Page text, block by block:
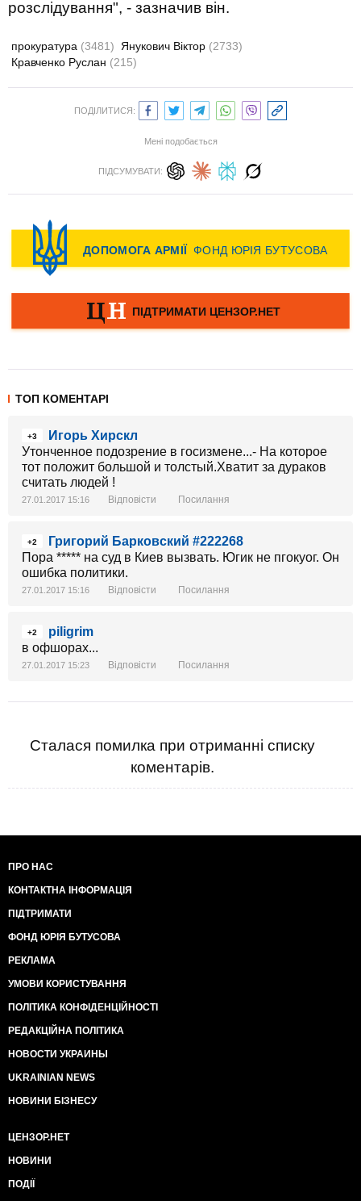
розслідування", - зазначив він.
прокуратура (3481) Янукович Віктор (2733)
Кравченко Руслан (215)
ПОДІЛИТИСЯ:
Мені подобається
ПІДСУМУВАТИ:
ТОП КОМЕНТАРІ
+3
Игорь Хирскл
Утонченное подозрение в госизмене...- На которое
тот положит большой и толстый.Хватит за дураков
считать людей !
27.01.2017 15:16 Відповісти Посилання
+2
Григорий Барковский #222268
Пора ***** на суд в Киев вызвать. Югик не пгокуог. Он
ошибка политики.
27.01.2017 15:16 Відповісти Посилання
+2
piligrim
в офшорах...
27.01.2017 15:23 Відповісти Посилання
Сталася помилка при отриманні списку
коментарів.
ПРО НАС
КОНТАКТНА ІНФОРМАЦІЯ
ПІДТРИМАТИ
ФОНД ЮРІЯ БУТУСОВА
РЕКЛАМА
УМОВИ КОРИСТУВАННЯ
ПОЛІТИКА КОНФІДЕНЦІЙНОСТІ
РЕДАКЦІЙНА ПОЛІТИКА
НОВОСТИ УКРАИНЫ
UKRAINIAN NEWS
НОВИНИ БІЗНЕСУ
ЦЕНЗОР.НЕТ
НОВИНИ
ПОДІЇ